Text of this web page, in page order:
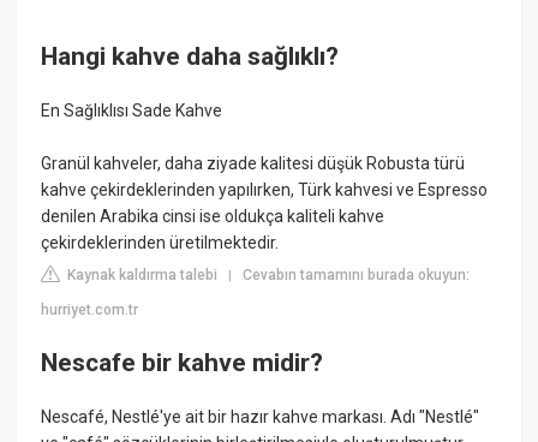
Hangi kahve daha sağlıklı?
En Sağlıklısı Sade Kahve
Granül kahveler, daha ziyade kalitesi düşük Robusta türü
kahve çekirdeklerinden yapılırken, Türk kahvesi ve Espresso
denilen Arabika cinsi ise oldukça kaliteli kahve
çekirdeklerinden üretilmektedir.
Kaynak kaldırma talebi |Cevabın tamamını burada okuyun:
hurriyet.com.tr
Nescafe bir kahve midir?
Nescafé, Nestlé'ye ait bir hazır kahve markası. Adı "Nestlé"